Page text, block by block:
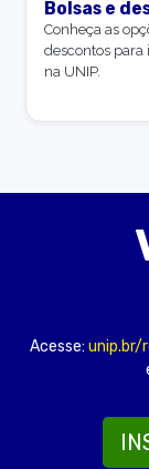
Bolsas e
Conheça as
descontos para
na UNIP.
Acesse: unip.br/